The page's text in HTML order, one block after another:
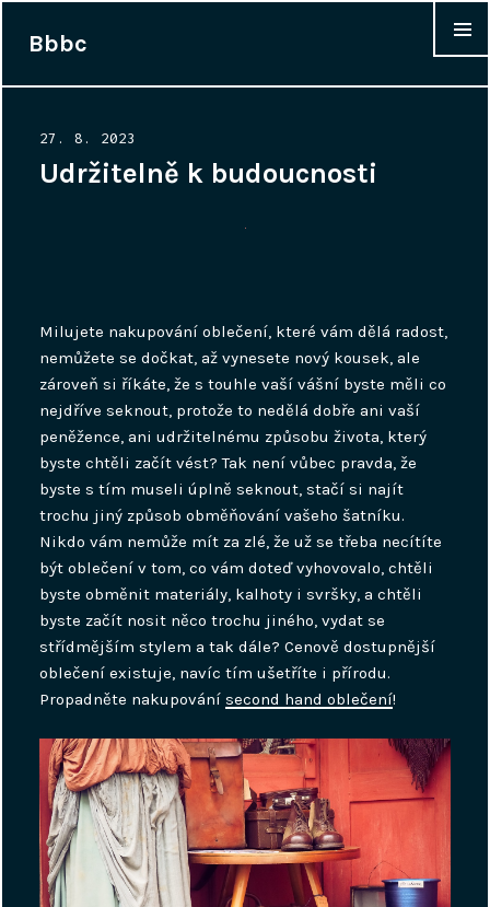
Bbbc
Posted
on
27. 8. 2023
Udržitelně k budoucnosti
Milujete nakupování oblečení, které vám dělá radost,
nemůžete se dočkat, až vynesete nový kousek, ale
zároveň si říkáte, že s touhle vaší vášní byste měli co
nejdříve seknout, protože to nedělá dobře ani vaší
peněžence, ani udržitelnému způsobu života, který
byste chtěli začít vést? Tak není vůbec pravda, že
byste s tím museli úplně seknout, stačí si najít
trochu jiný způsob obměňování vašeho šatníku.
Nikdo vám nemůže mít za zlé, že už se třeba necítíte
být oblečení v tom, co vám doteď vyhovovalo, chtěli
byste obměnit materiály, kalhoty i svršky, a chtěli
byste začít nosit něco trochu jiného, vydat se
střídmějším stylem a tak dále? Cenově dostupnější
oblečení existuje, navíc tím ušetříte i přírodu.
Propadněte nakupovánísecond hand oblečení!